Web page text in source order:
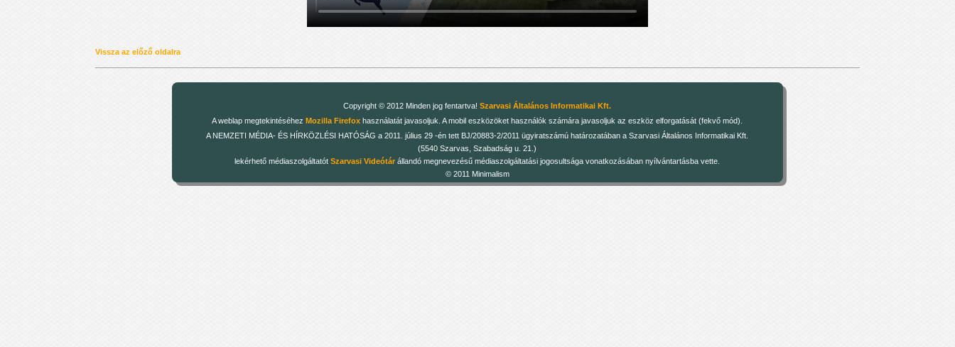
Vissza az előző oldalra
Copyright © 2012 Minden jog fentartva!Szarvasi Általános Informatikai Kft.
A weblap megtekintéséhezMozilla Firefox használatát javasoljuk. A mobil eszközöket használók számára javasoljuk az eszköz elforgatását (fekvő mód).
A NEMZETI MÉDIA- ÉS HÍRKÖZLÉSI HATÓSÁG a 2011. július 29 -én tett BJ/20883-2/2011 ügyiratszámú határozatában a Szarvasi Általános Informatikai Kft.
(5540 Szarvas, Szabadság u. 21.)
lekérhető médiaszolgáltatótSzarvasi Videótár állandó megnevezésű médiaszolgáltatási jogosultsága vonatkozásában nyílvántartásba vette.
© 2011 Minimalism